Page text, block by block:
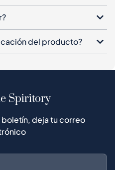
del producto?
Spiritory
deja tu correo